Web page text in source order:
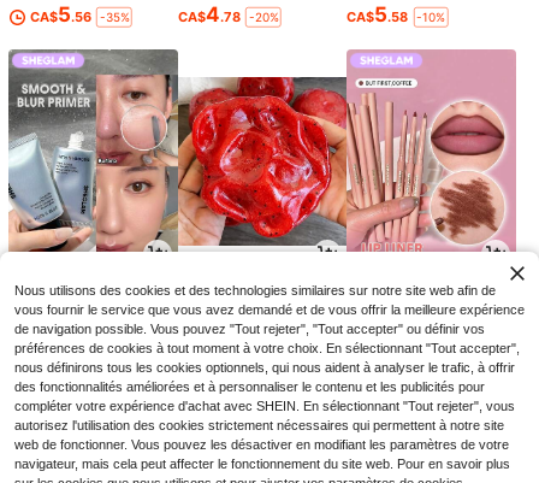
CA$5.56 -35% CA$4.78 -20% CA$5.58 -10%
CA$8.07 -27% CA$1.62 -10% CA$2.70 -23%
Nous utilisons des cookies et des technologies similaires sur notre site web afin de
vous fournir le service que vous avez demandé et de vous offrir la meilleure expérience
de navigation possible. Vous pouvez "Tout rejeter", "Tout accepter" ou définir vos
préférences de cookies à tout moment à votre choix. En sélectionnant "Tout accepter",
nous définirons tous les cookies optionnels, qui nous aident à analyser le trafic, à offrir
des fonctionnalités améliorées et à personnaliser le contenu et les publicités pour
compléter votre expérience d'achat avec SHEIN. En sélectionnant "Tout rejeter", vous
autorisez l'utilisation des cookies strictement nécessaires qui permettent à notre site
web de fonctionner. Vous pouvez les désactiver en modifiant les paramètres de votre
navigateur, mais cela peut affecter le fonctionnement du site web. Pour en savoir plus